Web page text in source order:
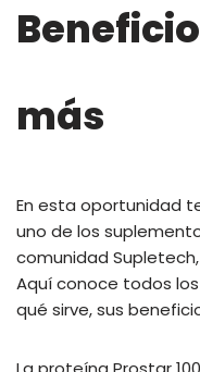
más
En esta oportunidad
uno de los
comunidad
Aquí conoce todos
qué sirve, sus